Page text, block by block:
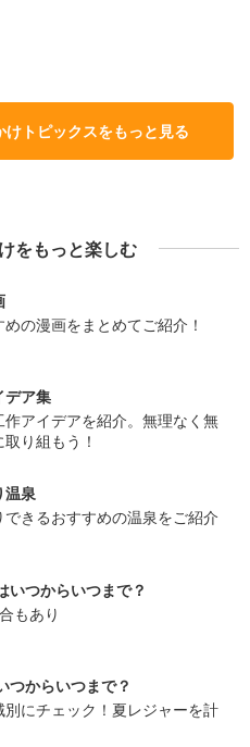
トピックスをもっと見る
をもっと楽しむ
の漫画をまとめてご紹介！
デア集
アイデアを紹介。無理なく無
り組もう！
温泉
きるおすすめの温泉をご紹介
いつからいつまで？
もあり
つからいつまで？
にチェック！夏レジャーを計